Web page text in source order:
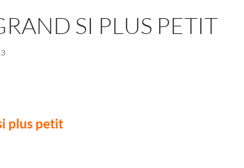
SI PLUS PETIT
plus petit